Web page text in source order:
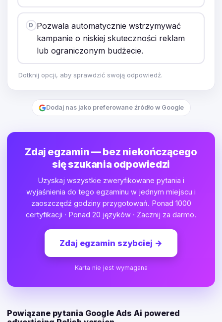
D Pozwala automatycznie wstrzymywać
kampanie o niskiej skuteczności reklam
lub ograniczonym budżecie.
Dotknij opcji, aby sprawdzić swoją odpowiedź.
Dodaj nas jako preferowane źródło w Google
Zdaj egzamin — bez niekończącego
się szukania odpowiedzi
Uzyskaj wszystkie zweryfikowane pytania i
wyjaśnienia do tego egzaminu w jednym miejscu i
zaoszczędź godziny przygotowań. Ponad 1000
certyfikacji · Ponad 20 języków · Zacznij za darmo.
Zdaj egzamin szybciej →
Karta nie jest wymagana
Powiązane pytania Google Ads Ai powered